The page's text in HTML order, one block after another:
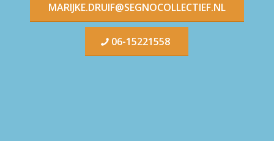
MARIJKE.DRUIF@SEGNOCOLLECTIEF.NL
06-15221558